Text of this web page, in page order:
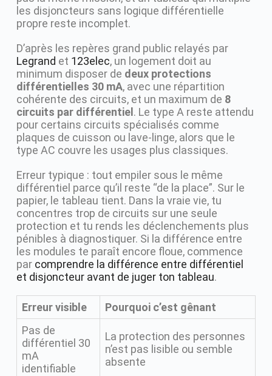
les disjoncteurs sans logique différentielle
propre reste incomplet.
D’après les repères grand public relayés par
Legrand et 123elec, un logement doit au
minimum disposer de deux protections
différentielles 30 mA, avec une répartition
cohérente des circuits, et un maximum de 8
circuits par différentiel . Le type A reste attendu
pour certains circuits spécialisés comme
plaques de cuisson ou lave-linge, alors que le
type AC couvre les usages plus classiques.
Erreur typique : tout empiler sous le même
différentiel parce qu’il reste “de la place”. Sur le
papier, le tableau tient. Dans la vraie vie, tu
concentres trop de circuits sur une seule
protection et tu rends les déclenchements plus
pénibles à diagnostiquer. Si la différence entre
les modules te paraît encore floue, commence
par comprendre la différence entre différentiel
et disjoncteur avant de juger ton tableau.
Erreur visible
Pourquoi c’est gênant
Pas de
différentiel 30
mA
identifiable
La protection des personnes
n’est pas lisible ou semble
absente